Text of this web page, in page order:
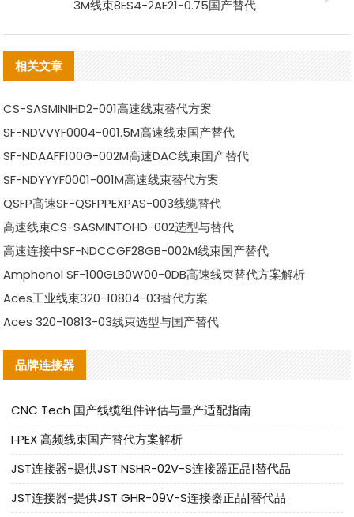
3M线束8ES4-2AE21-0.75国产替代
相关文章
CS-SASMINIHD2-001高速线束替代方案
SF-NDVVYF0004-001.5M高速线束国产替代
SF-NDAAFF100G-002M高速DAC线束国产替代
SF-NDYYYF0001-001M高速线束替代方案
QSFP高速SF-QSFPPEXPAS-003线缆替代
高速线束CS-SASMINTOHD-002选型与替代
高速连接中SF-NDCCGF28GB-002M线束国产替代
Amphenol SF-100GLB0W00-0DB高速线束替代方案解析
Aces工业线束320-10804-03替代方案
Aces 320-10813-03线束选型与国产替代
品牌连接器
CNC Tech 国产线缆组件评估与量产适配指南
I‑PEX 高频线束国产替代方案解析
JST连接器-提供JST NSHR-02V-S连接器正品|替代品
JST连接器-提供JST GHR-09V-S连接器正品|替代品